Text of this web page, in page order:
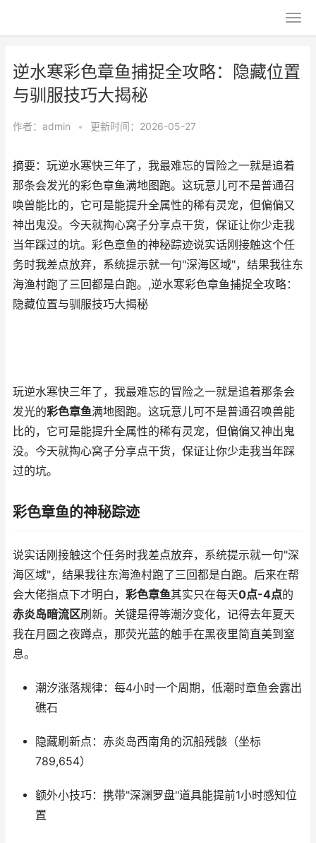
逆水寒彩色章鱼捕捉全攻略：隐藏位置
与驯服技巧大揭秘
作者： admin • 更新时间：2026-05-27
摘要：玩逆水寒快三年了，我最难忘的冒险之一就是追着
那条会发光的彩色章鱼满地图跑。这玩意儿可不是普通召
唤兽能比的，它可是能提升全属性的稀有灵宠，但偏偏又
神出鬼没。今天就掏心窝子分享点干货，保证让你少走我
当年踩过的坑。彩色章鱼的神秘踪迹说实话刚接触这个任
务时我差点放弃，系统提示就一句"深海区域"，结果我往东
海渔村跑了三回都是白跑。,逆水寒彩色章鱼捕捉全攻略：
隐藏位置与驯服技巧大揭秘
玩逆水寒快三年了，我最难忘的冒险之一就是追着那条会
发光的彩色章鱼满地图跑。这玩意儿可不是普通召唤兽能
比的，它可是能提升全属性的稀有灵宠，但偏偏又神出鬼
没。今天就掏心窝子分享点干货，保证让你少走我当年踩
过的坑。
彩色章鱼的神秘踪迹
说实话刚接触这个任务时我差点放弃，系统提示就一句"深
海区域"，结果我往东海渔村跑了三回都是白跑。后来在帮
会大佬指点下才明白， 彩色章鱼其实只在每天0点-4点的
赤炎岛暗流区刷新。关键是得等潮汐变化，记得去年夏天
我在月圆之夜蹲点，那荧光蓝的触手在黑夜里简直美到窒
息。
潮汐涨落规律：每4小时一个周期，低潮时章鱼会露出
礁石
隐藏刷新点：赤炎岛西南角的沉船残骸（坐标
789,654）
额外小技巧：携带"深渊罗盘"道具能提前1小时感知位
置